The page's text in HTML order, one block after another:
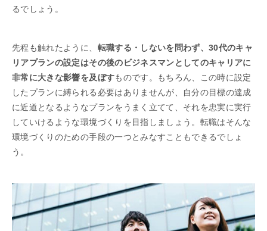
るでしょう。
先程も触れたように、 転職する・しないを問わず、30代のキャ
リアプランの設定はその後のビジネスマンとしてのキャリアに
非常に大きな影響を及ぼすものです。もちろん、この時に設定
したプランに縛られる必要はありませんが、自分の目標の達成
に近道となるようなプランをうまく立てて、それを忠実に実行
していけるような環境づくりを目指しましょう。転職はそんな
環境づくりのための手段の一つとみなすこともできるでしょ
う。